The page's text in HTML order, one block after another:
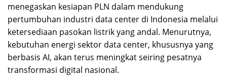
menegaskan kesiapan PLN dalam mendukung
pertumbuhan industri data center di Indonesia melalui
ketersediaan pasokan listrik yang andal. Menurutnya,
kebutuhan energi sektor data center, khususnya yang
berbasis AI, akan terus meningkat seiring pesatnya
transformasi digital nasional.